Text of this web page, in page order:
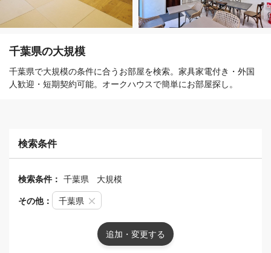
千葉県の大規模
千葉県で大規模の条件に合うお部屋を検索。家具家電付き・外国
人歓迎・短期契約可能。オークハウスで簡単にお部屋探し。
検索条件
検索条件： 千葉県 大規模
その他： 千葉県
追加・変更する